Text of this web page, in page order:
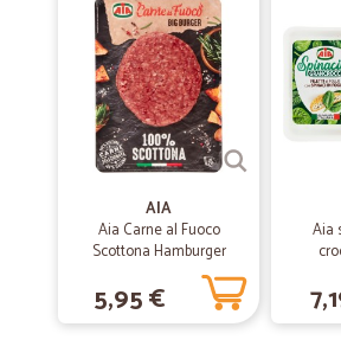
Pacco integro
Pacco integro, arrivo del pacco entro i termini
efficienza.
—Margherita V.
prodotto eccellente, consegna secondo
Pasqualino L.
Ottima la consiglio precisione
AIA
Aia Carne al Fuoco
Scottona Hamburger
5,95 €
Aia